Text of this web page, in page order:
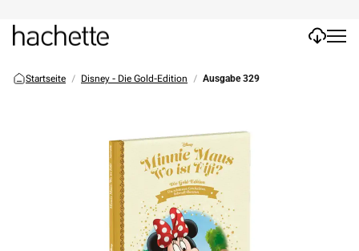
Startseite Disney - Die Gold-Edition Ausgabe 329